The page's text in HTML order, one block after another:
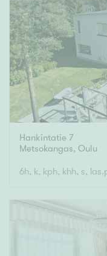
Hankintatie 7
Metsokangas, Oulu
6h, k, kph, khh, s,